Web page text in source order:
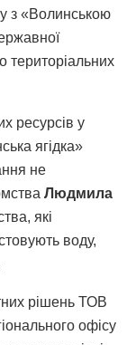
з «Волинською
територіальних
ресурсів у
ягідка»
не
Людмила
які
воду,
рішень ТОВ
офісу